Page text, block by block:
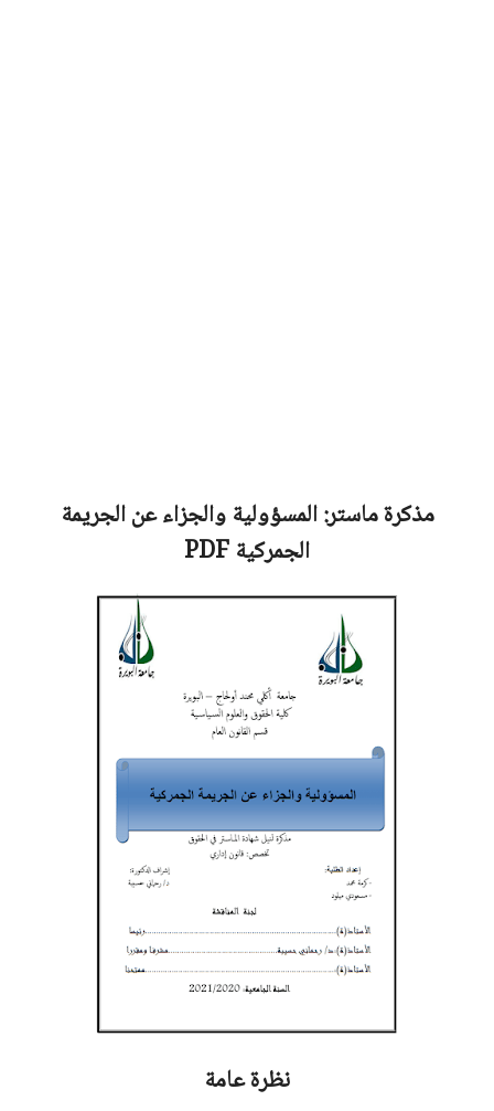
مذكرة ماستر:المسؤولية والجزاء عن الجريمة
الجمركيةPDF
نظرة عامة